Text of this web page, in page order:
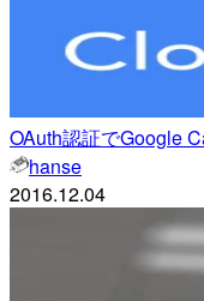
OAuth認証でGoogle
hanse
2016.12.04